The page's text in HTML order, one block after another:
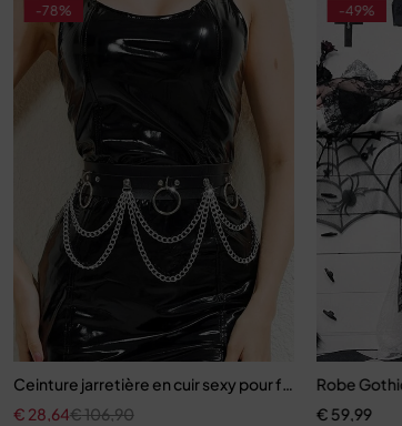
décontractée
-78%
Ceinture jarretière en cuir sexy pour femmes
€106,90
€ 28,64
-49%
Robe
€ 59,99